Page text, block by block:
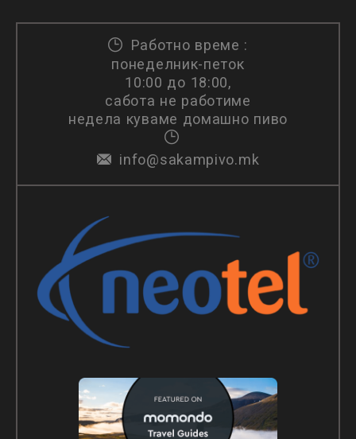
Работно време :
понеделник-петок
10:00 до 18:00,
сабота не работиме
недела куваме домашно пиво
info@sakampivo.mk